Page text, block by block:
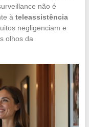
não é
à teleassistência
negligenciam e
olhos da